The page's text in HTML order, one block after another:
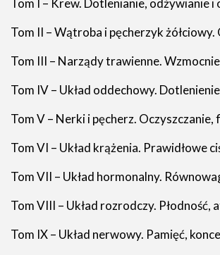
Tom I – Krew. Dotlenianie,
Tom II – Wątroba i pęcherzyk
Tom III – Narządy trawienne.
Tom IV – Układ oddechowy.
Tom V – Nerki i pęcherz.
Tom VI – Układ krążenia. Prawidłowe
Tom VII – Układ hormonalny.
Tom VIII – Układ rozrodczy.
Tom IX – Układ nerwowy. Pamięć,